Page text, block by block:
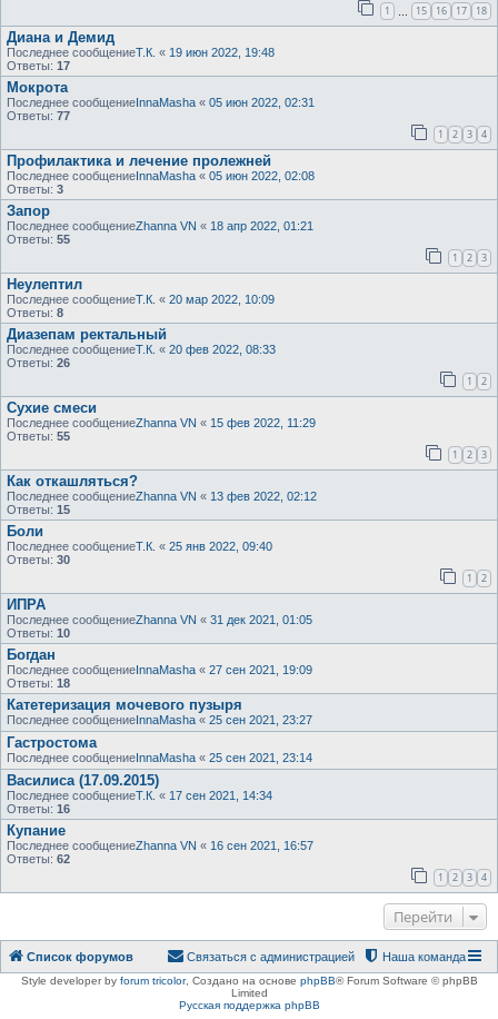
1 15 16 17 18
Диана и Демид
Последнее сообщениеТ.К. « 19 июн 2022, 19:48
Ответы: 17
Мокрота
Последнее сообщениеInnaMasha « 05 июн 2022, 02:31
Ответы: 77
1 2 3 4
Профилактика и лечение пролежней
Последнее сообщениеInnaMasha « 05 июн 2022, 02:08
Ответы: 3
Запор
Последнее сообщениеZhanna VN « 18 апр 2022, 01:21
Ответы: 55
1 2 3
Неулептил
Последнее сообщениеТ.К. « 20 мар 2022, 10:09
Ответы: 8
Диазепам ректальный
Последнее сообщениеТ.К. « 20 фев 2022, 08:33
Ответы: 26
1 2
Сухие смеси
Последнее сообщениеZhanna VN « 15 фев 2022, 11:29
Ответы: 55
1 2 3
Как откашляться?
Последнее сообщениеZhanna VN « 13 фев 2022, 02:12
Ответы: 15
Боли
Последнее сообщениеТ.К. « 25 янв 2022, 09:40
Ответы: 30
1 2
ИПРА
Последнее сообщениеZhanna VN « 31 дек 2021, 01:05
Ответы: 10
Богдан
Последнее сообщениеInnaMasha « 27 сен 2021, 19:09
Ответы: 18
Катетеризация мочевого пузыря
Последнее сообщениеInnaMasha « 25 сен 2021, 23:27
Гастростома
Последнее сообщениеInnaMasha « 25 сен 2021, 23:14
Василиса (17.09.2015)
Последнее сообщениеТ.К. « 17 сен 2021, 14:34
Ответы: 16
Купание
Последнее сообщениеZhanna VN « 16 сен 2021, 16:57
Ответы: 62
1 2 3 4
Перейти
Список форумов Наша команда
Связаться с администрацией
Style developer by forum tricolor, Создано на основе phpBB® Forum Software © phpBB
Limited
Русская поддержка phpBB